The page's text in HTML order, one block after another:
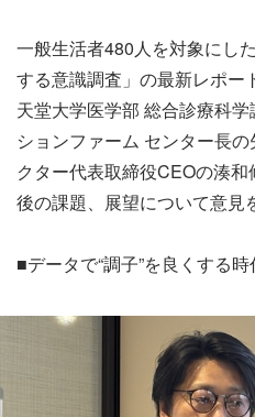
一般生活者480人を対象にし
する意識調査」の最新レポー
天堂大学医学部 総合診療科
ションファーム センター長
クター代表取締役CEOの湊
後の課題、展望について意見
■データで“調子”を良くする